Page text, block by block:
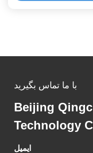
با ما تماس بگیرید
Beijing
Technology
ایمیل